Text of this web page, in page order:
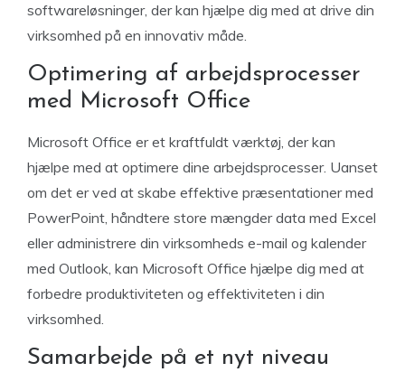
softwareløsninger, der kan hjælpe dig med at drive din
virksomhed på en innovativ måde.
Optimering af arbejdsprocesser
med Microsoft Office
Microsoft Office er et kraftfuldt værktøj, der kan
hjælpe med at optimere dine arbejdsprocesser. Uanset
om det er ved at skabe effektive præsentationer med
PowerPoint, håndtere store mængder data med Excel
eller administrere din virksomheds e-mail og kalender
med Outlook, kan Microsoft Office hjælpe dig med at
forbedre produktiviteten og effektiviteten i din
virksomhed.
Samarbejde på et nyt niveau